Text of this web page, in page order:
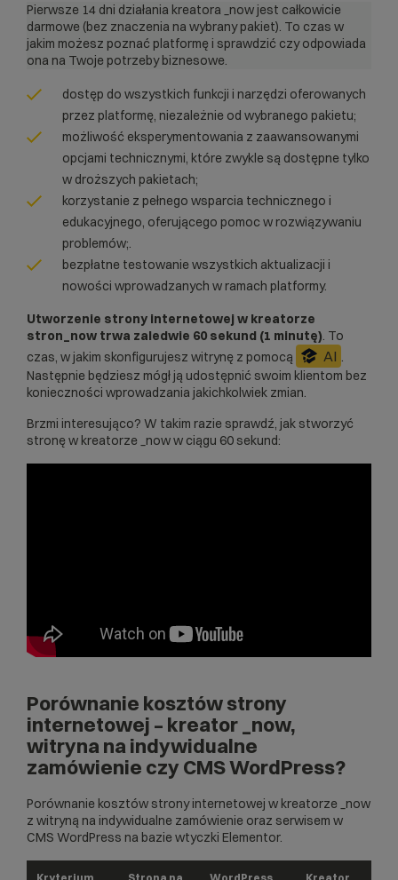
Pierwsze 14 dni działania kreatora _now jest całkowicie
darmowe (bez znaczenia na wybrany pakiet). To czas w
jakim możesz poznać platformę i sprawdzić czy odpowiada
ona na Twoje potrzeby biznesowe.
dostęp do wszystkich funkcji i narzędzi oferowanych
przez platformę, niezależnie od wybranego pakietu;
możliwość eksperymentowania z zaawansowanymi
opcjami technicznymi, które zwykle są dostępne tylko
w droższych pakietach;
korzystanie z pełnego wsparcia technicznego i
edukacyjnego, oferującego pomoc w rozwiązywaniu
problemów;.
bezpłatne testowanie wszystkich aktualizacji i
nowości wprowadzanych w ramach platformy.
Utworzenie strony internetowej w kreatorze
stron_now trwa zaledwie 60 sekund (1 minutę). To
czas, w jakim skonfigurujesz witrynę z pomocą
AI .
Następnie będziesz mógł ją udostępnić swoim klientom bez
konieczności wprowadzania jakichkolwiek zmian.
Brzmi interesująco? W takim razie sprawdź, jak stworzyć
stronę w kreatorze _now w ciągu 60 sekund:
Porównanie kosztów strony
internetowej – kreator _now,
witryna na indywidualne
zamówienie czy CMS WordPress?
Porównanie kosztów strony internetowej w kreatorze _now
z witryną na indywidualne zamówienie oraz serwisem w
CMS WordPress na bazie wtyczki Elementor.